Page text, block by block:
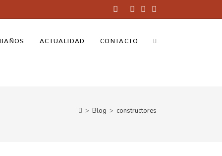
BAÑOS ACTUALIDAD CONTACTO
> Blog > constructores